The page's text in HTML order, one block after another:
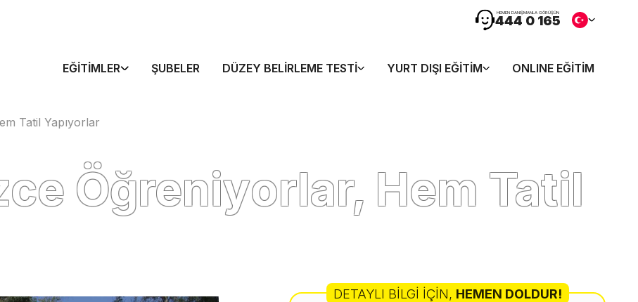
HEMEN DANIŞMANLA GÖRÜŞÜN
444 0 165
EĞITIMLER ŞUBELER DÜZEY BELIRLEME TESTI YURT DIŞI EĞITIM ONLINE EĞITIM
Tatil Yapıyorlar
Öğreniyorlar, Hem Tatil
DETAYLI BILGI İÇIN, HEMEN DOLDUR!